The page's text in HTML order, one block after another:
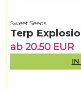
Sweet Seeds
Terp
ab 20.50 EUR
IN